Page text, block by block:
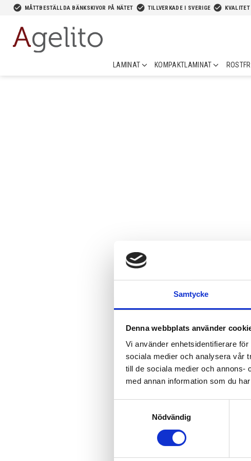
Samtycke
Denna webbplats använder
Vi använder enhetsidentifierare
sociala medier och analysera vår
till de sociala medier och annons-
med annan information som du
Nödvändig
check_circle MÅTTBESTÄLLDA BÄNKSKIVOR PÅ NÄTET check_circle TILLVERKADE I SVERIGE check_circle
LAMINAT KOMPAKTLAMINAT